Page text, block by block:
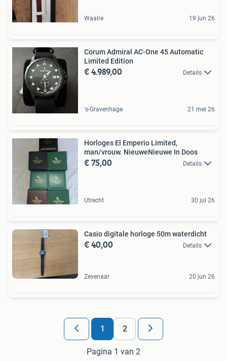
Waalre 19 jun 26
Corum Admiral AC-One 45 Automatic
Limited Edition
€ 4.989,00 Details
's-Gravenhage 21 mei 26
Horloges El Emperio Limited,
man/vrouw. NieuweNieuwe In Doos
€ 75,00 Details
Utrecht 30 jul 26
Casio digitale horloge 50m waterdicht
€ 40,00 Details
Zevenaar 20 jun 26
1 2
Pagina 1 van 2